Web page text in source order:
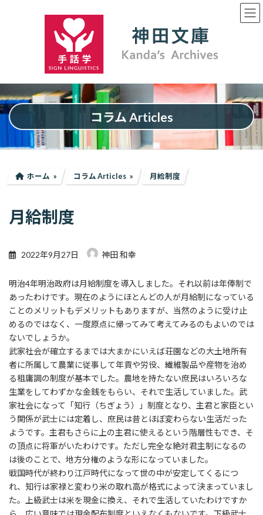
ッ
プ
移
動
コラム Articles
ホーム コラム Articles 月給制度
月給制度
2022年9月27日 神田 和幸
明治4年明治政府は月給制度を導入しました。それ以前は年俸制で
あったわけです。現在のようにほとんどの人が月給制になっている
ことのメリットもデメリットもありますが、当然のように受け止
めるのではなく、一度原点に帰ってみて考えてみるのもよいのでは
ないでしょうか。
武家社会が確立するまでは大まかにいえば荘園などの大土地所有
者に所属して農業に従事して年貢や労役、繊維製品や産物を治め
る租庸調の制度が基本でした。農地を持たない庶民はいろいろな
生業をしてわずかな金銭をもらい、それで生活していました。武
家社会になって「知行（ちぎょう）」制度となり、主君と家臣とい
う関係が武士には定着し、庶民は昔とほぼ変わらない生活だった
ようです。主君もさらに上の主君に使えるという階層性もでき、そ
の頂点に将軍がいたわけです。ただし完全な絶対君主制になるの
は後のことで、地方分権のような形になっていました。
戦国時代が終わり江戸時代になって世の中が安定してくるにつ
れ、知行は家禄と変わり米の取れ高が格式によって決まっていまし
た。上級武士は米を現金に換え、それで生活していたわけですか